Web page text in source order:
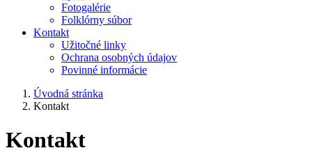
Fotogalérie
Folklórny súbor
Kontakt
Užitočné linky
Ochrana osobných údajov
Povinné informácie
Úvodná stránka
Kontakt
Kontakt